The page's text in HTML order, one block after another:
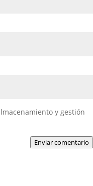
y gestión
Enviar comentario